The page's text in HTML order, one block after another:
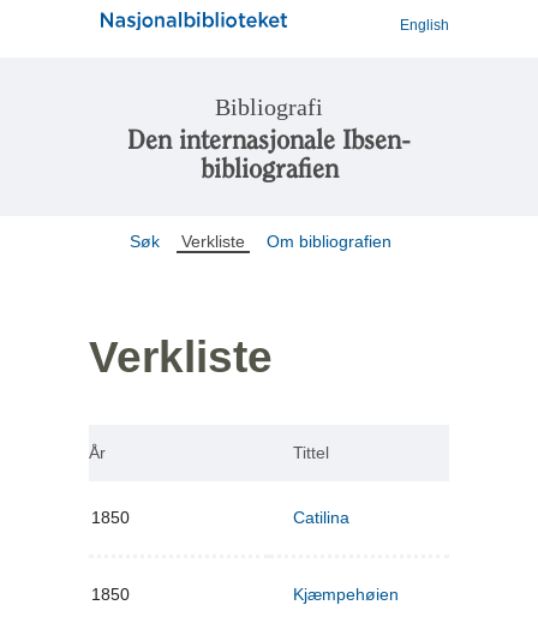
English
Bibliografi
Den internasjonale Ibsen-
bibliografien
Søk Verkliste Om bibliografien
Verkliste
År Tittel
1850 Catilina
1850 Kjæmpehøien